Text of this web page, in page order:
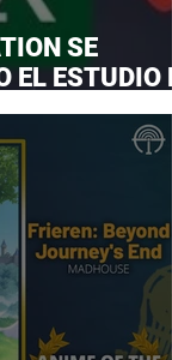
SE
EL ESTUDIO
Y LE ROBA